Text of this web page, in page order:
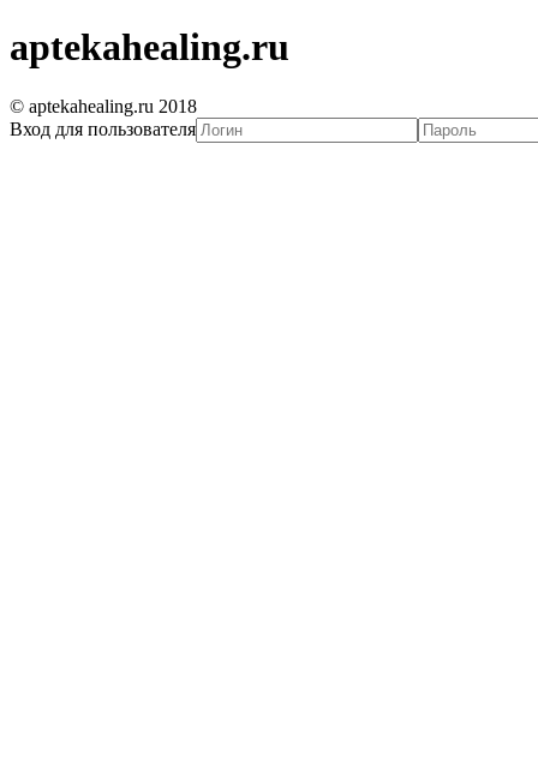
aptekahealing.ru
© aptekahealing.ru 2018
Вход для пользователя